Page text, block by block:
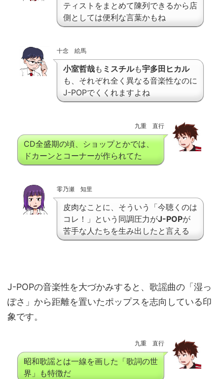
ティストをまとめて陳列できるから店
側としては便利な言葉かもね
十念 絵馬
小室哲哉も ミスチルも宇多田ヒカル
も、それぞれ全く異なる音楽性なのに
J-POPでくくれますよね
九重 直行
CD全盛期の頃、ショップとかでは、
ドカーンとコーナーが作られてた
零乃瀬 知里
皮肉なことに、そういう「今聴くのは
コレ！」という同調圧力がJ-POPが
苦手な人たちを生み出したと言える
J-POPの音楽性を大づかみすると、歌謡曲の「湿っ
ぽさ」から距離を置いたポップスを志向している印
象です。
九重 直行
昭和歌謡とは一線を画した「歌詞の世
界」も特徴だ